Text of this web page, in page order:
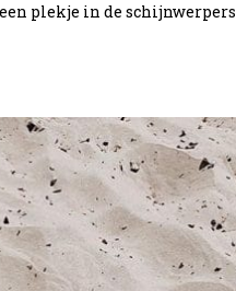
plekje in de schijnwerpers